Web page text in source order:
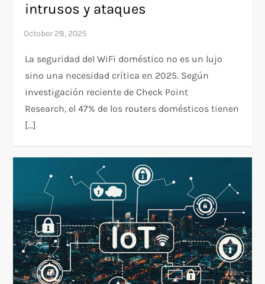
intrusos y ataques
La seguridad del WiFi doméstico no es un lujo
sino una necesidad crítica en 2025. Según
investigación reciente de Check Point
Research, el 47% de los routers domésticos tienen
[…]